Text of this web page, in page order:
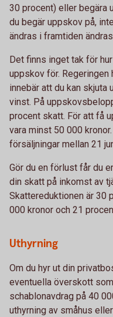
30 procent) eller begära
du begär uppskov på,
ändras i framtiden
Det finns inget tak för
uppskov för.
innebär att du kan skjuta
vinst. På
procent skatt. För att få
vara minst 50 000
försäljningar mellan 21
Gör du en förlust får du
din skatt på inkomst av
Skattereduktionen är 30
000 kronor och 21
Uthyrning
Om du hyr ut din
eventuella överskott
schablonavdrag på 40
uthyrning av småhus